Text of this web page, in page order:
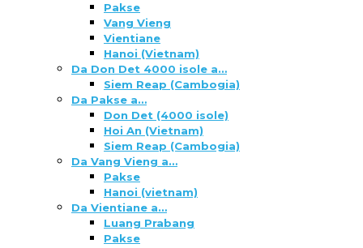
Pakse
Vang Vieng
Vientiane
Hanoi (Vietnam)
Da Don Det 4000 isole a…
Siem Reap (Cambogia)
Da Pakse a…
Don Det (4000 isole)
Hoi An (Vietnam)
Siem Reap (Cambogia)
Da Vang Vieng a…
Pakse
Hanoi (vietnam)
Da Vientiane a…
Luang Prabang
Pakse